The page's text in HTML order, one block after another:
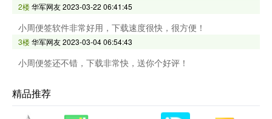
2楼华军网友2023-03-22 06:41:45
小周便签软件非常好用，下载速度很快，很方便！
3楼华军网友2023-03-04 06:54:43
小周便签还不错，下载非常快，送你个好评！
精品推荐